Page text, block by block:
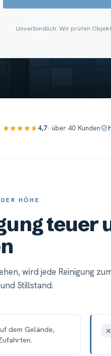
Unverbindlich. Wir prüfen
4,7· über 40 Kunden
HÖHE
teuer
wird jede Reinigung
Stillstand.
dem Gelände,